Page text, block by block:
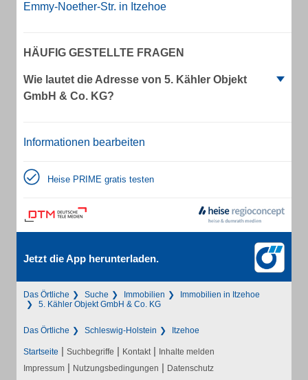
Emmy-Noether-Str. in Itzehoe
HÄUFIG GESTELLTE FRAGEN
Wie lautet die Adresse von 5. Kähler Objekt
GmbH & Co. KG?
Informationen bearbeiten
Heise PRIME gratis testen
Jetzt die App herunterladen.
Das Örtliche Suche Immobilien
Immobilien in Itzehoe
5. Kähler Objekt GmbH & Co. KG
Das Örtliche Schleswig-Holstein Itzehoe
Startseite | Suchbegriffe | Kontakt | Inhalte melden
Impressum | Nutzungsbedingungen | Datenschutz